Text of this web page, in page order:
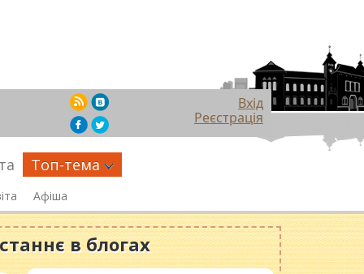
Вхід
Реєстрація
Топ-тема
Афіша
в блогах